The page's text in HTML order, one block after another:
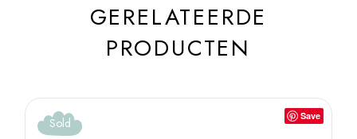
GERELATEERDE
PRODUCTEN
Save
Sold